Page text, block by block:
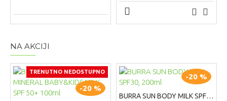
NA AKCIJI
TRENUTNO NEDOSTUPNO
-20 %
-20 %
BURRA SUN BODY MILK SPF30, 200ml